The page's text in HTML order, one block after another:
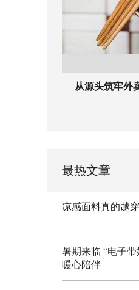
从源头筑牢外
最热文章
凉感面料真的越
暑期来临 “电子带
暖心陪伴